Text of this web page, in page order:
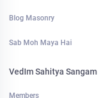
Blog Masonry
Sab Moh Maya Hai
VedIm Sahitya Sangam
Members